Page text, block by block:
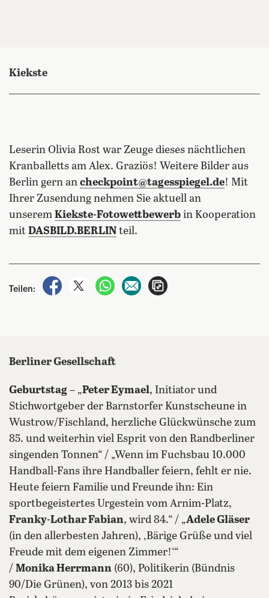
Kiekste
Leserin Olivia Rost war Zeuge dieses nächtlichen
Kranballetts am Alex. Graziös! Weitere Bilder aus
Berlin gern an checkpoint@tagesspiegel.de! Mit
Ihrer Zusendung nehmen Sie aktuell an
unserem Kiekste-Fotowettbewerb in Kooperation
mit DASBILD.BERLIN teil.
Teilen:
auf Facebook teilen
auf X teilenper WhatsApp teilen
per E-Mail teilen
Berliner Gesellschaft
Geburtstag – „Peter Eymael, Initiator und
Stichwortgeber der Barnstorfer Kunstscheune in
Wustrow/Fischland, herzliche Glückwünsche zum
85. und weiterhin viel Esprit von den Randberliner
singenden Tonnen“ / „Wenn im Fuchsbau 10.000
Handball-Fans ihre Handballer feiern, fehlt er nie.
Heute feiern Familie und Freunde ihn: Ein
sportbegeistertes Urgestein vom Arnim-Platz,
Franky-Lothar Fabian, wird 84.“ / „Adele Gläser
(in den allerbesten Jahren), ‚Bärige Grüße und viel
Freude mit dem eigenen Zimmer!‘“
/ Monika Herrmann (60), Politikerin (Bündnis
90/Die Grünen), von 2013 bis 2021